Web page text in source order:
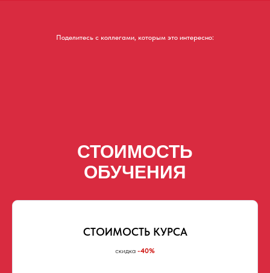
Поделитесь с коллегами, которым это интересно:
СТОИМОСТЬ
ОБУЧЕНИЯ
СТОИМОСТЬ КУРСА
скидка -40%